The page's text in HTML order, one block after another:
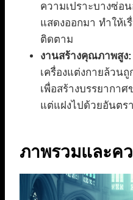
ความเปราะบางซ่อ
แสดงออกมา ทำให้เ
ติดตาม
งานสร้างคุณภาพสูง:
เครื่องแต่งกายล้วน
เพื่อสร้างบรรยากา
แต่แฝงไปด้วยอันตร
ภาพรวมและค